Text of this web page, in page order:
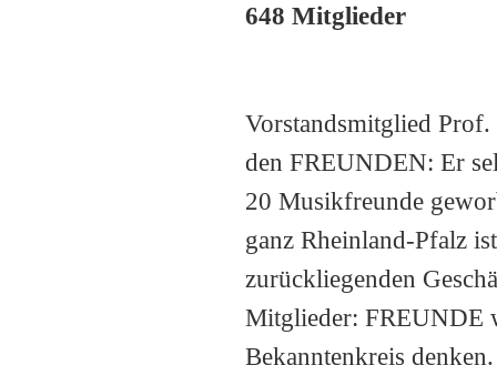
648 Mitglieder
Vorstandsmitglied
den FREUNDEN: Er
20 Musikfreunde
ganz Rheinland-Pfalz
zurückliegenden
Mitglieder: FREUNDE
Bekanntenkreis denken.